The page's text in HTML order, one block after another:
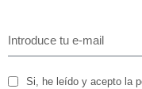
Si, he leído y acepto la